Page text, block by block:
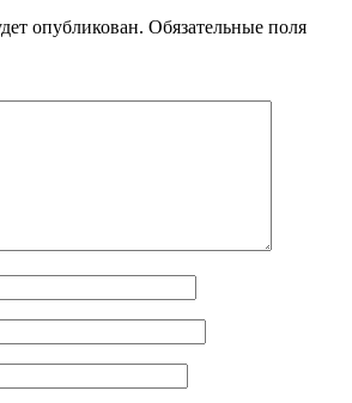
опубликован. Обязательные поля